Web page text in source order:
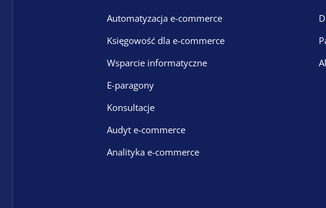
Automatyzacja e-commerce
Księgowość dla e-commerce
Wsparcie informatyczne
E-paragony
Konsultacje
Audyt e-commerce
Analityka e-commerce